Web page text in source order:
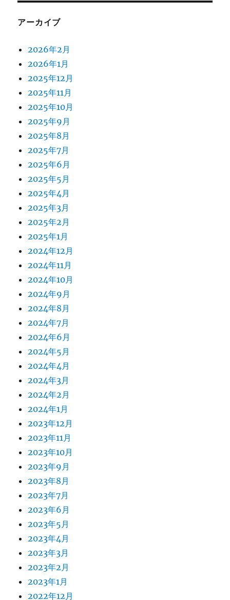
アーカイブ
2026年2月
2026年1月
2025年12月
2025年11月
2025年10月
2025年9月
2025年8月
2025年7月
2025年6月
2025年5月
2025年4月
2025年3月
2025年2月
2025年1月
2024年12月
2024年11月
2024年10月
2024年9月
2024年8月
2024年7月
2024年6月
2024年5月
2024年4月
2024年3月
2024年2月
2024年1月
2023年12月
2023年11月
2023年10月
2023年9月
2023年8月
2023年7月
2023年6月
2023年5月
2023年4月
2023年3月
2023年2月
2023年1月
2022年12月